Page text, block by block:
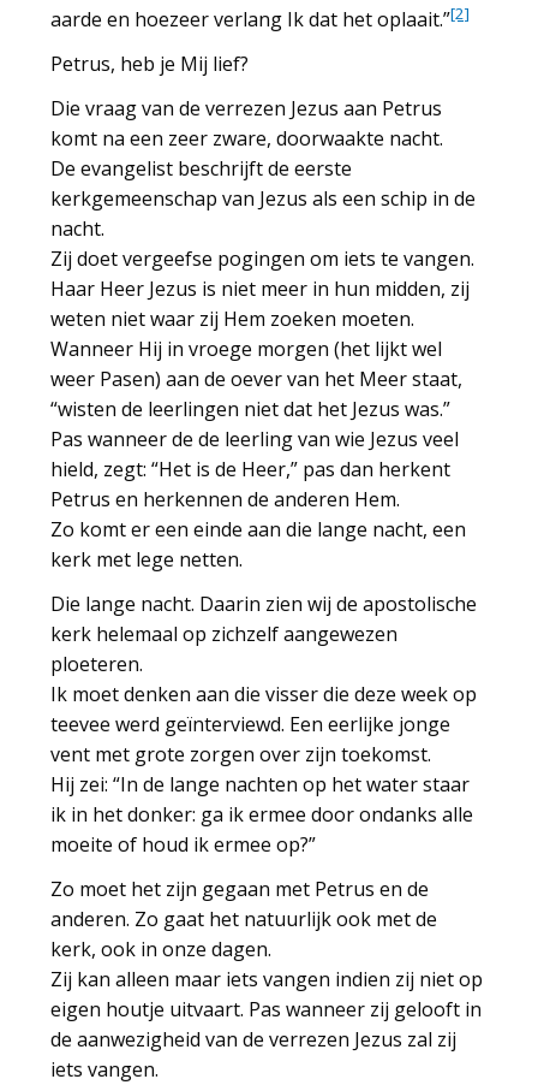
aarde en hoezeer verlang Ik dat het oplaait.”[2]
Petrus, heb je Mij lief?
Die vraag van de verrezen Jezus aan Petrus
komt na een zeer zware, doorwaakte nacht.
De evangelist beschrijft de eerste
kerkgemeenschap van Jezus als een schip in de
nacht.
Zij doet vergeefse pogingen om iets te vangen.
Haar Heer Jezus is niet meer in hun midden, zij
weten niet waar zij Hem zoeken moeten.
Wanneer Hij in vroege morgen (het lijkt wel
weer Pasen) aan de oever van het Meer staat,
“wisten de leerlingen niet dat het Jezus was.”
Pas wanneer de de leerling van wie Jezus veel
hield, zegt: “Het is de Heer,” pas dan herkent
Petrus en herkennen de anderen Hem.
Zo komt er een einde aan die lange nacht, een
kerk met lege netten.
Die lange nacht. Daarin zien wij de apostolische
kerk helemaal op zichzelf aangewezen
ploeteren.
Ik moet denken aan die visser die deze week op
teevee werd geïnterviewd. Een eerlijke jonge
vent met grote zorgen over zijn toekomst.
Hij zei: “In de lange nachten op het water staar
ik in het donker: ga ik ermee door ondanks alle
moeite of houd ik ermee op?”
Zo moet het zijn gegaan met Petrus en de
anderen. Zo gaat het natuurlijk ook met de
kerk, ook in onze dagen.
Zij kan alleen maar iets vangen indien zij niet op
eigen houtje uitvaart. Pas wanneer zij gelooft in
de aanwezigheid van de verrezen Jezus zal zij
iets vangen.